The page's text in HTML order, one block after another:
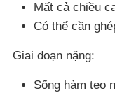
Mất cả chiều
Có thể cần
Giai đoạn nặng:
Sống hàm teo